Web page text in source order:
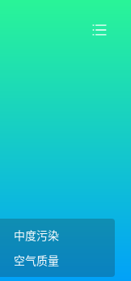
中度污染
空气质量